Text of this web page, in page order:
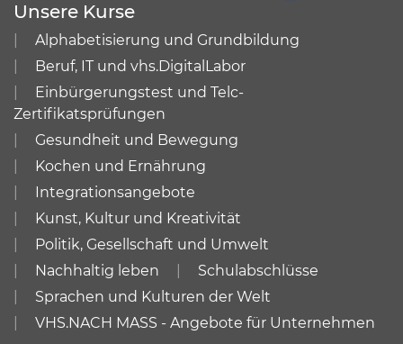
Unsere Kurse
Alphabetisierung und Grundbildung
Beruf, IT und vhs.DigitalLabor
Einbürgerungstest und Telc-
Zertifikatsprüfungen
Gesundheit und Bewegung
Kochen und Ernährung
Integrationsangebote
Kunst, Kultur und Kreativität
Politik, Gesellschaft und Umwelt
Nachhaltig leben
Schulabschlüsse
Sprachen und Kulturen der Welt
VHS.NACH MASS - Angebote für Unternehmen